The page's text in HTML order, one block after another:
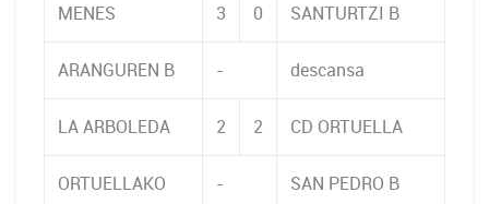
MENES 3 0 SANTURTZI B
ARANGUREN B - descansa
LA ARBOLEDA 2 2 CD ORTUELLA
ORTUELLAKO
- SAN PEDRO B